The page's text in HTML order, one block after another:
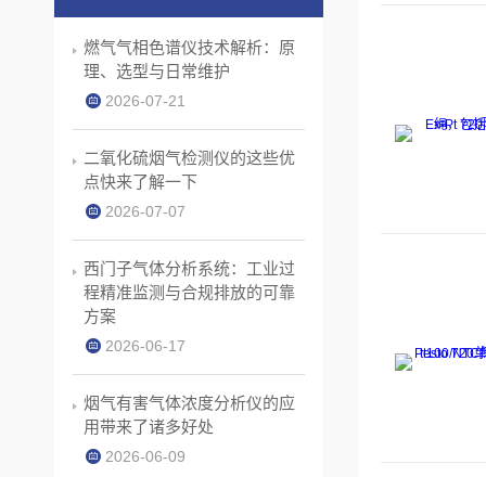
燃气气相色谱仪技术解析：原
理、选型与日常维护
2026-07-21
二氧化硫烟气检测仪的这些优
点快来了解一下
2026-07-07
西门子气体分析系统：工业过
程精准监测与合规排放的可靠
方案
2026-06-17
烟气有害气体浓度分析仪的应
用带来了诸多好处
2026-06-09